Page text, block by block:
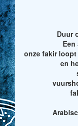
Duur
onze fakir
en